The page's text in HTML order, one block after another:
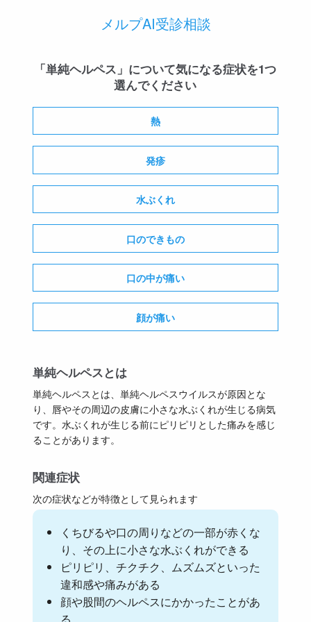
メルプAI受診相談
「単純ヘルペス」について気になる症状を1つ
選んでください
熱
発疹
水ぶくれ
口のできもの
口の中が痛い
顔が痛い
単純ヘルペスとは
単純ヘルペスとは、単純ヘルペスウイルスが原因とな
り、唇やその周辺の皮膚に小さな水ぶくれが生じる病気
です。水ぶくれが生じる前にピリピリとした痛みを感じ
ることがあります。
関連症状
次の症状などが特徴として見られます
くちびるや口の周りなどの一部が赤くな
り、その上に小さな水ぶくれができる
ピリピリ、チクチク、ムズムズといった
違和感や痛みがある
顔や股間のヘルペスにかかったことがあ
る